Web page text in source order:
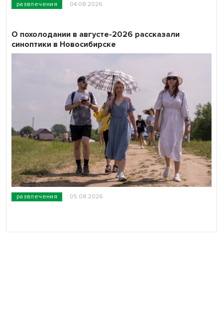
развлечения 04.08.2026
развлечения 05.08.2026
О похолодании в августе-2026 рассказали
синоптики в Новосибирске